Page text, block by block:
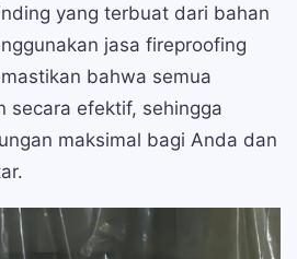
yang terbuat dari bahan
jasa fireproofing
bahwa semua
secara efektif, sehingga
maksimal bagi Anda dan